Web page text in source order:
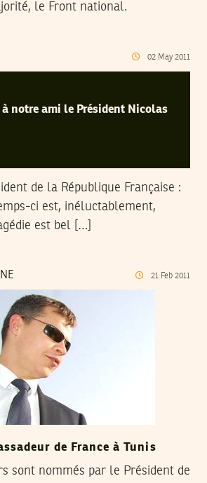
le Front national.
02 May 2011
à notre ami le Président Nicolas
de la République Française :
ci est, inéluctablement,
est bel […]
21 Feb 2011
de France à Tunis
sont nommés par le Président de